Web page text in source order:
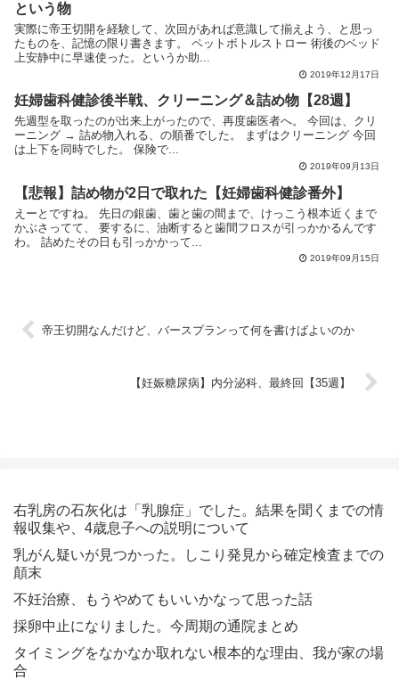
という物
実際に帝王切開を経験して、次回があれば意識して揃えよう、と思っ
たものを、記憶の限り書きます。 ペットボトルストロー 術後のベッド
上安静中に早速使った。というか助...
2019年12月17日
妊婦歯科健診後半戦、クリーニング＆詰め物【28週】
先週型を取ったのが出来上がったので、再度歯医者へ。 今回は、クリ
ーニング → 詰め物入れる、の順番でした。 まずはクリーニング 今回
は上下を同時でした。 保険で...
2019年09月13日
【悲報】詰め物が2日で取れた【妊婦歯科健診番外】
えーとですね。 先日の銀歯、歯と歯の間まで、けっこう根本近くまで
かぶさってて、 要するに、油断すると歯間フロスが引っかかるんです
わ。 詰めたその日も引っかかって...
2019年09月15日
帝王切開なんだけど、バースプランって何を書けばよいのか
【妊娠糖尿病】内分泌科、最終回【35週】
右乳房の石灰化は「乳腺症」でした。結果を聞くまでの情
報収集や、4歳息子への説明について
乳がん疑いが見つかった。しこり発見から確定検査までの
顛末
不妊治療、もうやめてもいいかなって思った話
採卵中止になりました。今周期の通院まとめ
タイミングをなかなか取れない根本的な理由、我が家の場
合